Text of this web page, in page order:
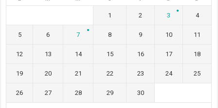
1 2 3 4
5 6 7 8 9 10 11
12 13 14 15 16 17 18
19 20 21 22 23 24 25
26 27 28 29 30